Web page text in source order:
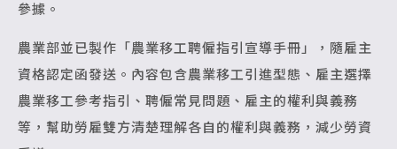
參據。
農業部並已製作「農業移工聘僱指引宣導手冊」，隨雇主
資格認定函發送。內容包含農業移工引進型態、雇主選擇
農業移工參考指引、聘僱常見問題、雇主的權利與義務
等，幫助勞雇雙方清楚理解各自的權利與義務，減少勞資